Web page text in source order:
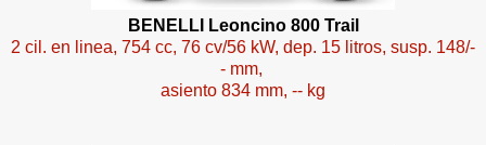
BENELLI Leoncino 800 Trail
2 cil. en linea, 754 cc, 76 cv/56 kW, dep. 15 litros, susp. 148/-
- mm,
asiento 834 mm, -- kg